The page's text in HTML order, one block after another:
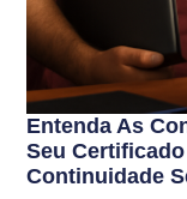
Entenda As
Seu
Continuidade